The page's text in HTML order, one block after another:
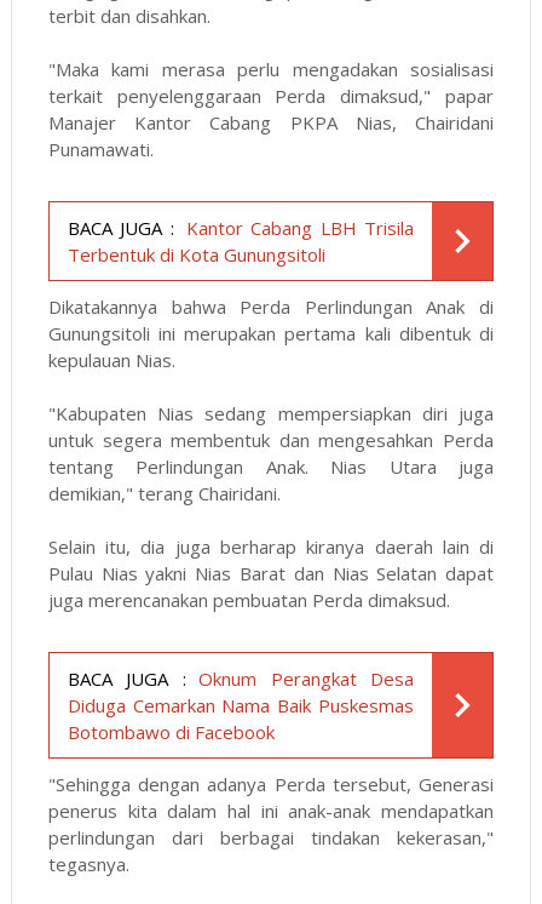
terbit dan disahkan.
"Maka kami merasa perlu mengadakan sosialisasi
terkait penyelenggaraan Perda dimaksud," papar
Manajer Kantor Cabang PKPA Nias, Chairidani
Punamawati.
BACA JUGA : Kantor Cabang LBH Trisila
Terbentuk di Kota Gunungsitoli
Dikatakannya bahwa Perda Perlindungan Anak di
Gunungsitoli ini merupakan pertama kali dibentuk di
kepulauan Nias.
"Kabupaten Nias sedang mempersiapkan diri juga
untuk segera membentuk dan mengesahkan Perda
tentang Perlindungan Anak. Nias Utara juga
demikian," terang Chairidani.
Selain itu, dia juga berharap kiranya daerah lain di
Pulau Nias yakni Nias Barat dan Nias Selatan dapat
juga merencanakan pembuatan Perda dimaksud.
BACA JUGA : Oknum Perangkat Desa
Diduga Cemarkan Nama Baik Puskesmas
Botombawo di Facebook
"Sehingga dengan adanya Perda tersebut, Generasi
penerus kita dalam hal ini anak-anak mendapatkan
perlindungan dari berbagai tindakan kekerasan,"
tegasnya.